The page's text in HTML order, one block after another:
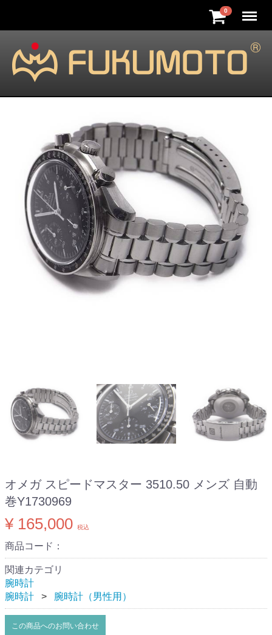
0 Menu
オメガ スピードマスター 3510.50 メンズ 自動
巻Y1730969
¥ 165,000 税込
商品コード：
関連カテゴリ
腕時計
腕時計
腕時計（男性用）
この商品へのお問い合わせ